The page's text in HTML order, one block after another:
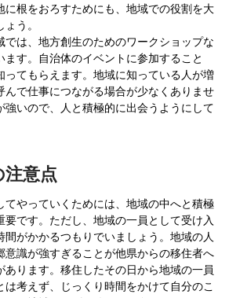
に根をおろすためにも、地域での役割を大
う。
は、地方創生のためのワークショップな
ます。自治体のイベントに参加すること
ってもらえます。地域に知っている人が増
んで仕事につながる場合が少なくありませ
強いので、人と積極的に出会うようにして
意点
てやっていくためには、地域の中へと積極
要です。ただし、地域の一員として受け入
がかかるつもりでいましょう。地域の人
意識が強すぎることが他県からの移住者へ
ります。移住したその日から地域の一員
は考えず、じっくり時間をかけて自分のこ